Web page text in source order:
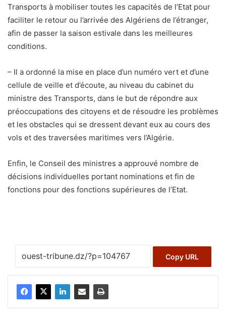
Transports à mobiliser toutes les capacités de l’Etat pour
faciliter le retour ou l’arrivée des Algériens de l’étranger,
afin de passer la saison estivale dans les meilleures
conditions.
– Il a ordonné la mise en place d’un numéro vert et d’une
cellule de veille et d’écoute, au niveau du cabinet du
ministre des Transports, dans le but de répondre aux
préoccupations des citoyens et de résoudre les problèmes
et les obstacles qui se dressent devant eux au cours des
vols et des traversées maritimes vers l’Algérie.
Enfin, le Conseil des ministres a approuvé nombre de
décisions individuelles portant nominations et fin de
fonctions pour des fonctions supérieures de l’Etat.
Copy URL